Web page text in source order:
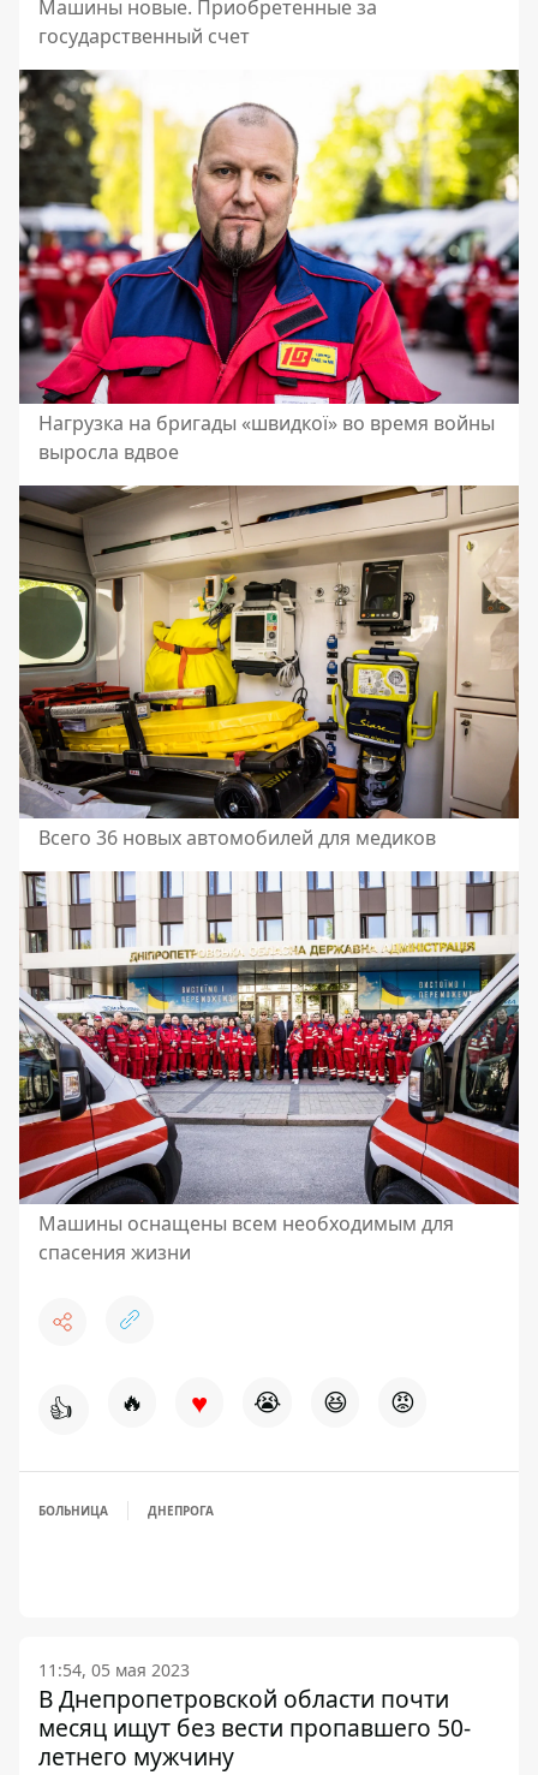
Машины новые. Приобретенные за
государственный счет
Нагрузка на бригады «швидкої» во время войны
выросла вдвое
Всего 36 новых автомобилей для медиков
Машины оснащены всем необходимым для
спасения жизни
👍 🔥 ♥ 😭 😆 😡
БОЛЬНИЦА ДНЕПРОГА
11:54, 05 мая 2023
В Днепропетровской области почти
месяц ищут без вести пропавшего 50-
летнего мужчину